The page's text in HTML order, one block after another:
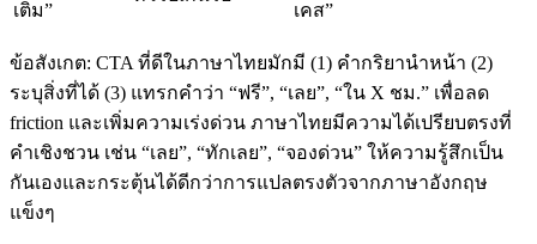
เติม”
เคส”
ข้อสังเกต: CTA ที่ดีในภาษาไทยมักมี (1) คำกริยานำหน้า (2)
ระบุสิ่งที่ได้ (3) แทรกคำว่า “ฟรี”, “เลย”, “ใน X ชม.” เพื่อลด
friction และเพิ่มความเร่งด่วน ภาษาไทยมีความได้เปรียบตรงที่
คำเชิงชวน เช่น “เลย”, “ทักเลย”, “จองด่วน” ให้ความรู้สึกเป็น
กันเองและกระตุ้นได้ดีกว่าการแปลตรงตัวจากภาษาอังกฤษ
แข็งๆ